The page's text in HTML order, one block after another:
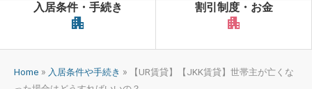
入居条件・手続き
apartment
割引制度・お金
apartment
Home » 入居条件や手続き »
【UR賃貸】【JKK賃貸】世帯主が亡くな